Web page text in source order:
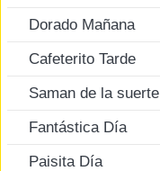
Dorado Mañana
Cafeterito Tarde
Saman de la suerte
Fantástica Día
Paisita Día